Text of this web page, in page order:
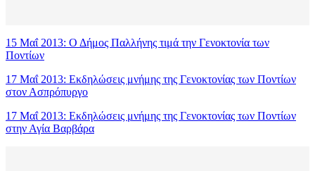
15 Μαΐ 2013: Ο Δήμος Παλλήνης τιμά την Γενοκτονία των
Ποντίων
17 Μαΐ 2013: Εκδηλώσεις μνήμης της Γενοκτονίας των Ποντίων
στον Ασπρόπυργο
17 Μαΐ 2013: Εκδηλώσεις μνήμης της Γενοκτονίας των Ποντίων
στην Αγία Βαρβάρα